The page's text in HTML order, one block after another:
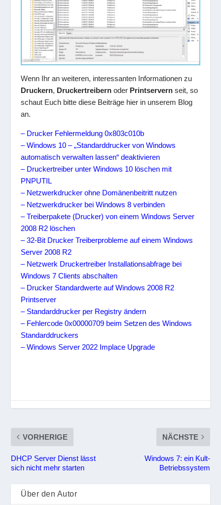
Wenn Ihr an weiteren, interessanten Informationen zu
Druckern, Druckertreibern oder Printservern seit, so
schaut Euch bitte diese Beiträge hier in unserem Blog
an.
– Drucker Fehlermeldung 0x803c010b
– Windows 10 – „Standarddrucker von Windows
automatisch verwalten lassen“ deaktivieren
– Druckertreiber unter Windows 10 löschen mit
PNPUTIL
– Netzwerkdrucker ohne Domänenbeitritt nutzen
– Netzwerkdrucker bei Windows 8 verbinden
– Treiberpakete (Drucker) von einem Windows Server
2008 R2 löschen
– 32-Bit Drucker Treiberprobleme auf einem Windows
Server 2008 R2
– Netzwerk Druckertreiber Installationsabfrage bei
Windows 7 Clients abschalten
– Drucker Standardwerte auf Windows 2008 R2
Printserver
– Standarddrucker per Registry ändern
– Fehlercode 0x00000709 beim Setzen des Windows
Standarddruckers
– Windows Server 2022 Implace Upgrade
VORHERIGE
DHCP Server Dienst lässt
sich nicht mehr starten
NÄCHSTE
Windows 7: ein Kult-
Betriebssystem
Über den Autor